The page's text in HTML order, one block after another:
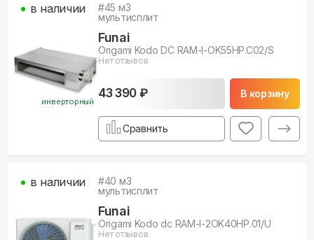
инверторный
#45 м3
мультисплит
Funai
Origami Kodo DC RAM-I-OK55HP.C02/S
Нет отзывов
43 390 ₽ В корзину
в наличии
Сравнить
#40 м3
мультисплит
Funai
Origami Kodo dc RAM-I-2OK40HP.01/U
Нет отзывов
в наличии